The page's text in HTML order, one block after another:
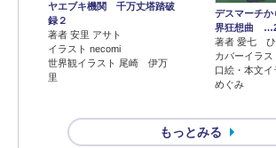
ヤエブキ機関 千万丈塔踏破
録２
著者 安里 アサト
イラスト necomi
世界観イラスト 尾崎 伊万
里
デスマーチ
界狂想曲
著者 愛七 ひ
カバーイラス
口絵・本文
めぐみ
もっとみる